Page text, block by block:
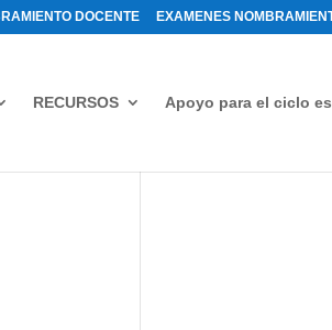
DOCENTE EXAMENES
RECURSOS Apoyo para el ciclo